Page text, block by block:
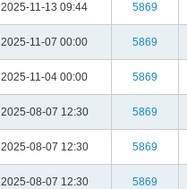
2025-11-13 09:44 5869
2025-11-07 00:00 5869
2025-11-04 00:00 5869
2025-08-07 12:30 5869
2025-08-07 12:30 5869
2025-08-07 12:30 5869